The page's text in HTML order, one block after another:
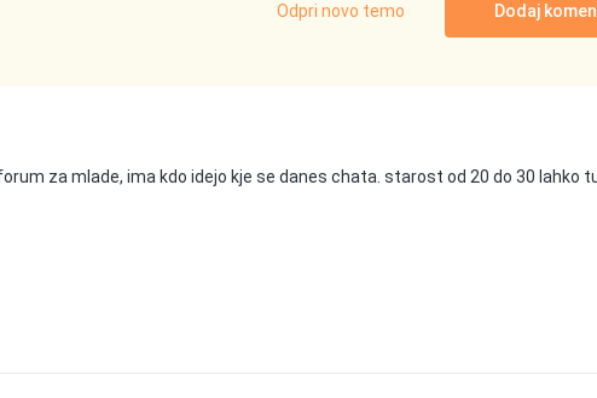
Dodaj
Odpri novo temo
za mlade, ima kdo idejo kje se danes chata. starost od 20 do 30 lahko